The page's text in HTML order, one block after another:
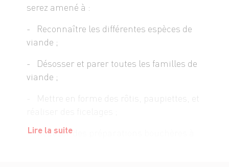
serez amené à :
- Reconnaître les différentes espèces de
viande ;
- Désosser et parer toutes les familles de
viande ;
- Mettre en forme des rôtis, paupiettes, et
- Réaliser des préparations bouchères à
Lire la suite